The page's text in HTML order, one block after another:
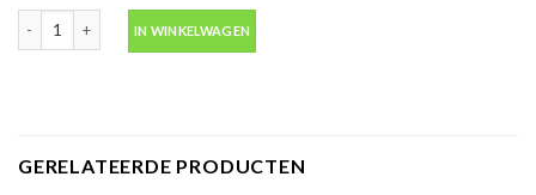
Blanke lak hooglans in spuitbus 500ml -Motip 04009 aantal
IN WINKELWAGEN
GERELATEERDE PRODUCTEN